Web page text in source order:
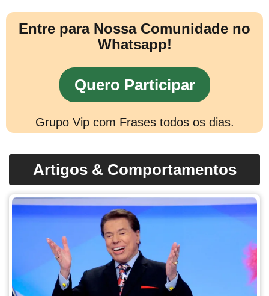
Entre para Nossa Comunidade no
Whatsapp!
Quero Participar
Grupo Vip com Frases todos os dias.
Artigos & Comportamentos